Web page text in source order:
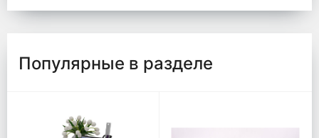
Популярные в разделе